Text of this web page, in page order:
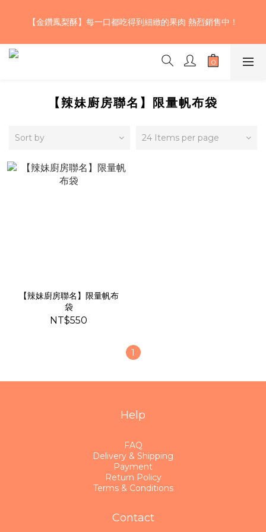
克力揉入麵團 加上大湖草莓果乾及少許鬆脆的加州核桃 口感層次
【金鑽鳳梨酥】每一口都吃得到細緻的果肉 熱烈銷售中！
【期間限定】巧克力草莓雙色核桃生吐司~三款不同風味的濃郁巧
克力揉入麵團 加上大湖草莓果乾及少許鬆脆的加州核桃 口感層次
【辣妹廚房聯名】限量帆布袋
Sort by 24 Items per page
【辣妹廚房聯名】限量帆布
袋
NT$550
1
Help
FAQ
Delivery & Shipping
Payment
Return Policy
Terms & Conditions
Contact